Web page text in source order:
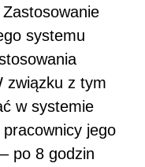
systemu
związku z tym
w systemie
jego
po 8 godzin